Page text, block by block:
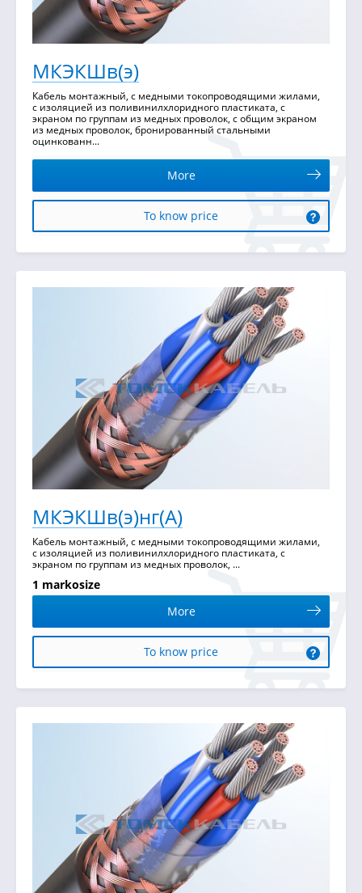
МКЭКШв(э)
Кабель монтажный, с медными токопроводящими жилами,
с изоляцией из поливинилхлоридного пластиката, с
экраном по группам из медных проволок, с общим экраном
из медных проволок, бронированный стальными
оцинкованн...
More
To know price
МКЭКШв(э)нг(А)
Кабель монтажный, с медными токопроводящими жилами,
с изоляцией из поливинилхлоридного пластиката, с
экраном по группам из медных проволок, ...
1 markosize
More
To know price